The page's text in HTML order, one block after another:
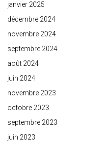
janvier 2025
décembre 2024
novembre 2024
septembre 2024
août 2024
juin 2024
novembre 2023
octobre 2023
septembre 2023
juin 2023